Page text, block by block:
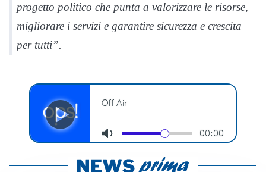
progetto politico che punta a valorizzare le risorse,
migliorare i servizi e garantire sicurezza e crescita
per tutti”.